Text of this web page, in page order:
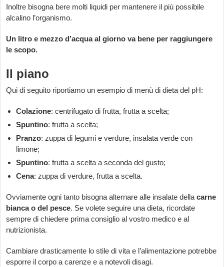
Inoltre bisogna bere molti liquidi per mantenere il più possibile
alcalino l’organismo.
Un litro e mezzo d’acqua al giorno va bene per raggiungere
le scopo.
Il piano
Qui di seguito riportiamo un esempio di menù di dieta del pH:
Colazione: centrifugato di frutta, frutta a scelta;
Spuntino: frutta a scelta;
Pranzo: zuppa di legumi e verdure, insalata verde con
limone;
Spuntino: frutta a scelta a seconda del gusto;
Cena: zuppa di verdure, frutta a scelta.
Ovviamente ogni tanto bisogna alternare alle insalate dellacarne
bianca o del pesce. Se volete seguire una dieta, ricordate
sempre di chiedere prima consiglio al vostro medico e al
nutrizionista.
Cambiare drasticamente lo stile di vita e l’alimentazione potrebbe
esporre il corpo a carenze e a notevoli disagi.